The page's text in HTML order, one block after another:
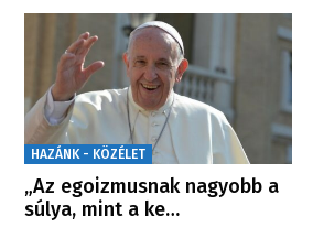
HAZÁNK - KÖZÉLET
„Az egoizmusnak nagyobb a
súlya, mint a ke…